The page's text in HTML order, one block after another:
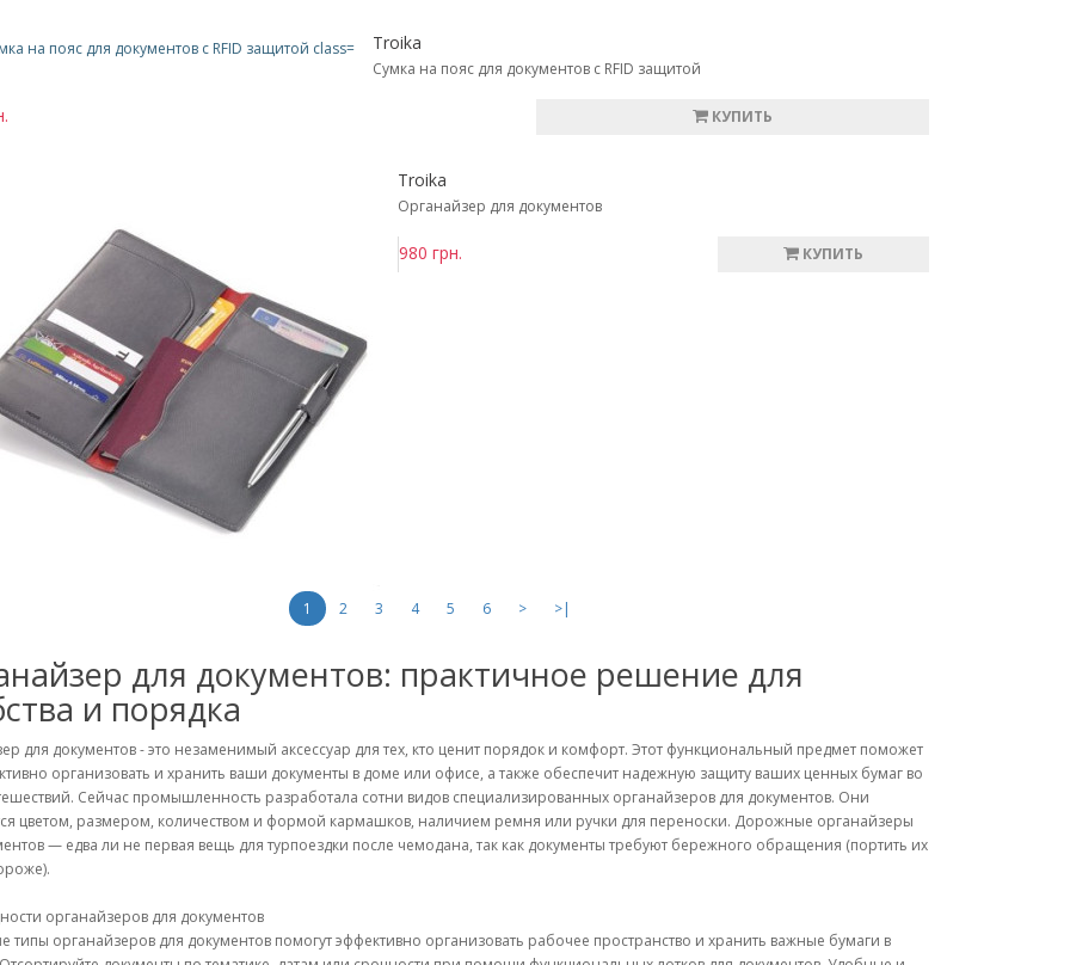
Troika
Сумка на пояс для документов с RFID защитой
КУПИТЬ
Troika
Органайзер для документов
980 грн. КУПИТЬ
1 2 3 4 5 6 > >|
для документов: практичное решение для
и порядка
для документов - это незаменимый аксессуар для тех, кто ценит порядок и комфорт. Этот функциональный предмет поможет
организовать и хранить ваши документы в доме или офисе, а также обеспечит надежную защиту ваших ценных бумаг во
Сейчас промышленность разработала сотни видов специализированных органайзеров для документов. Они
цветом, размером, количеством и формой кармашков, наличием ремня или ручки для переноски. Дорожные органайзеры
— едва ли не первая вещь для турпоездки после чемодана, так как документы требуют бережного обращения (портить их
органайзеров для документов
типы органайзеров для документов помогут эффективно организовать рабочее пространство и хранить важные бумаги в